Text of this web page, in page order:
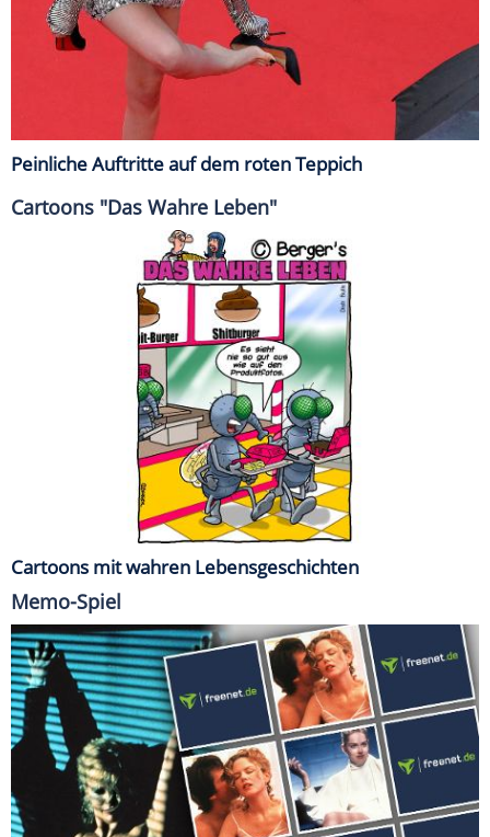
Peinliche Auftritte auf dem roten Teppich
Cartoons "Das Wahre Leben"
Cartoons mit wahren Lebensgeschichten
Memo-Spiel